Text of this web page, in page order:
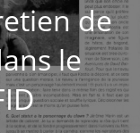
de
le